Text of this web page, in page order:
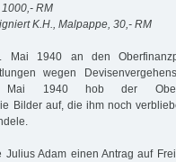
RM
K.H., Malpappe, 30,- RM
Mai 1940 an den
wegen
Mai 1940 hob der
Bilder auf, die ihm noch
Julius Adam einen Antrag auf